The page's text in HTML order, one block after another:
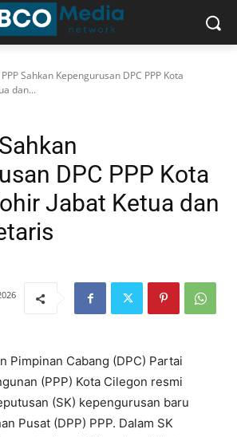
PPP Sahkan Kepengurusan DPC PPP Kota
dan...
DPC PPP Kota
Jabat Ketua dan
Pimpinan Cabang (DPC) Partai
(PPP) Kota Cilegon resmi
(SK) kepengurusan baru
Pusat (DPP) PPP. Dalam SK